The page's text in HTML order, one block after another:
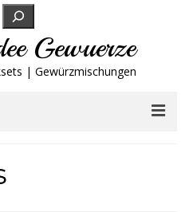
Gewuerze
| Gewürzmischungen